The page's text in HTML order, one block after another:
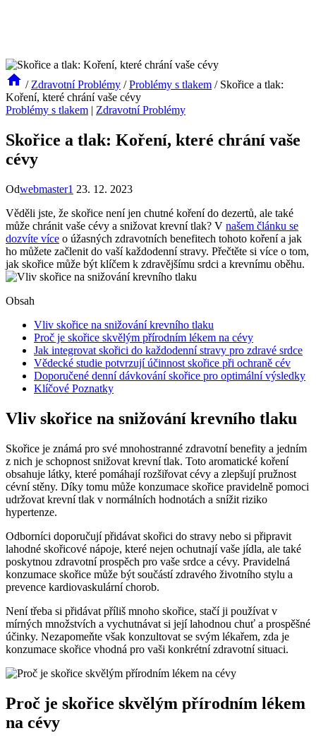
/ Zdravotní Problémy / Problémy s tlakem / Skořice a tlak:
Koření, které chrání vaše cévy
Problémy s tlakem | Zdravotní Problémy
Skořice a tlak: Koření, které chrání vaše
cévy
Odwebmaster1 23. 12. 2023
Věděli jste, že skořice není jen chutné koření do dezertů, ale také
může chránit vaše cévy a snižovat krevní tlak? V našem článku se
dozvíte více o úžasných zdravotních benefitech tohoto koření a jak
ho můžete začlenit do vaší každodenní stravy. Přečtěte si více o tom,
jak skořice může být klíčem k zdravějšímu srdci a krevnímu oběhu.
Obsah
Vliv skořice na snižování krevního tlaku
Proč je skořice skvělým přírodním lékem na cévy
Jak integrovat skořici do každodenní stravy pro zdravé srdce
Vědecké studie potvrzují účinnost skořice při ochraně cév
Doporučené denní dávkování skořice pro optimální výsledky
Klíčové Poznatky
Vliv skořice na snižování krevního tlaku
Skořice je známá pro své mnohostranné zdravotní benefity a jedním
z nich je schopnost snižovat krevní tlak. Toto aromatické koření
obsahuje látky, které pomáhají rozšiřovat cévy a zlepšují pružnost
cévní stěny. Díky tomu může konzumace skořice pravidelně pomoci
udržovat krevní tlak v normálních hodnotách a snížit riziko
hypertenze.
Odborníci doporučují přidávat skořici do stravy nebo si připravit
lahodné skořicové nápoje, které nejen ochutnají vaše jídla, ale také
poskytnou zdravotní prospěch pro vaše srdce a cévy. Pravidelná
konzumace skořice může být součástí zdravého životního stylu a
prevence kardiovaskulární chorob.
Není třeba si přidávat příliš mnoho skořice, stačí ji používat v
mírných množstvích a vychutnávat si její lahodnou chuť a prospěšné
účinky. Nezapomeňte však konzultovat se svým lékařem, zda je
konzumace skořice vhodná pro vaši konkrétní zdravotní situaci.
Proč je skořice skvělým přírodním lékem
na cévy